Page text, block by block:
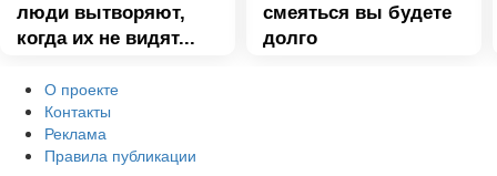
люди вытворяют,
когда их не видят...
смеяться вы будете
долго
О проекте
Контакты
Реклама
Правила публикации